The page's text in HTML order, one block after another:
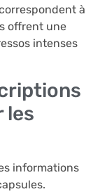
à
offrent une
intenses
les
informations